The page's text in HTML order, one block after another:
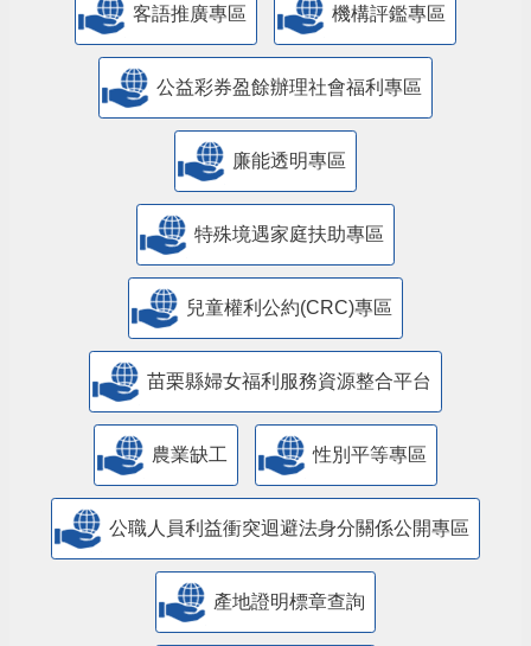
客語推廣專區 機構評鑑專區
公益彩券盈餘辦理社會福利專區
廉能透明專區
特殊境遇家庭扶助專區
兒童權利公約(CRC)專區
苗栗縣婦女福利服務資源整合平台
農業缺工 性別平等專區
公職人員利益衝突迴避法身分關係公開專區
產地證明標章查詢